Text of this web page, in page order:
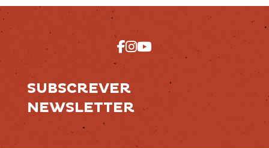
SUBSCREVER
NEWSLETTER